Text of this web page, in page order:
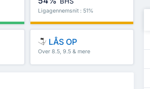
Ligagennemsnit : 51%
LÅS OP
Over 8.5, 9.5 & mere